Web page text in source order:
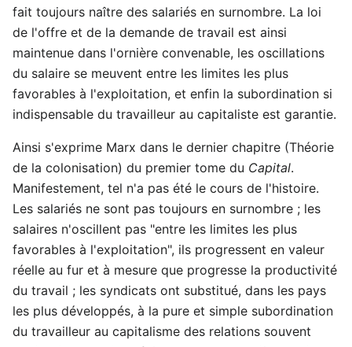
fait toujours naître des salariés en surnombre. La loi
de l'offre et de la demande de travail est ainsi
maintenue dans l'ornière convenable, les oscillations
du salaire se meuvent entre les limites les plus
favorables à l'exploitation, et enfin la subordination si
indispensable du travailleur au capitaliste est garantie.
Ainsi s'exprime Marx dans le dernier chapitre (Théorie
de la colonisation) du premier tome du Capital.
Manifestement, tel n'a pas été le cours de l'histoire.
Les salariés ne sont pas toujours en surnombre ; les
salaires n'oscillent pas "entre les limites les plus
favorables à l'exploitation", ils progressent en valeur
réelle au fur et à mesure que progresse la productivité
du travail ; les syndicats ont substitué, dans les pays
les plus développés, à la pure et simple subordination
du travailleur au capitalisme des relations souvent